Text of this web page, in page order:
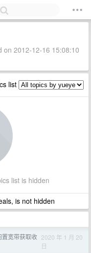
on 2012-12-16 15:08:10
list
list is hidden
is not hidden
宽带获取收 2020 年 1 月 20
日